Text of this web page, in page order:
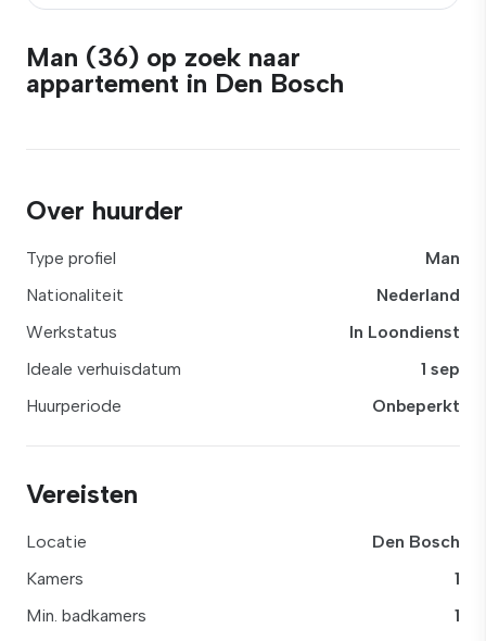
Man (36) op zoek naar
appartement in Den Bosch
Over huurder
Type profiel
Man
Nationaliteit
Nederland
Werkstatus
In Loondienst
Ideale verhuisdatum
1 sep
Huurperiode
Onbeperkt
Vereisten
Locatie
Den Bosch
Kamers
1
Min. badkamers
1